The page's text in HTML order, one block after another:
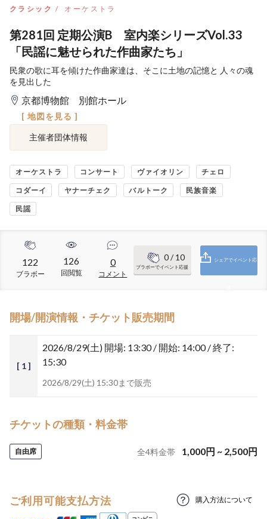
クラシック オーケストラ
第281回 定期公演B 室内楽シリーズVol.33
「民謡に魅せられた作曲家たち」
民衆の歌に耳を傾けた作曲家達は、そこに土地の記憶と 人々の魂
を見出した
京都博物館 別館ホール
[ 地図を見る ]
主催者団体情報
オーケストラ コンサート ヴァイオリン チェロ
コダーイ ヤナーチェク バルトーク 民族音楽
民謡
122
ブラボー
126
回閲覧
0
コメント
0/ 10
ブラボーでイベント応援
シェアでイベント応
開場/開演情報・チケット販売期間
[ 1 ]
2026/8/29(土) 開場: 13:30 / 開始: 14:00 / 終了:
15:30
2026/8/29(土) 15:30まで販売
チケットの種類・料金帯
自由席 全4料金帯 1,000円 ~ 2,500円
ご利用可能支払方法 購入方法について